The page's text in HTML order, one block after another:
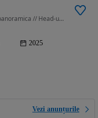
1999 cm3 • 381 CP • Burmester // Trapa panoramica // Head-up display
2025
Vezi anunțurile